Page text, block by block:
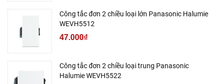
Công tắc đơn 2 chiều loại lớn Panasonic Halumie
WEVH5512
47.000₫
Công tắc đơn 2 chiều loại trung Panasonic
Halumie WEVH5522